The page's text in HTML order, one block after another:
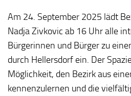
Am 24. September 2025 lädt
Nadja Zivkovic ab 16 Uhr alle
Bürgerinnen und Bürger zu
durch Hellersdorf ein. Der
Möglichkeit, den Bezirk aus
kennenzulernen und die